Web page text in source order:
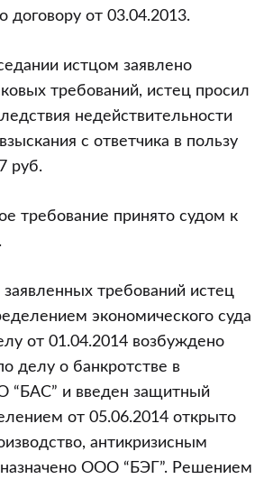
договору от 03.04.2013.
истцом заявлено
требований, истец просил
недействительности
с ответчика в пользу
руб.
требование принято судом к
требований истец
экономического суда
от 01.04.2014 возбуждено
делу о банкротстве в
“БАС” и введен защитный
от 05.06.2014 открыто
антикризисным
ООО “БЭГ”. Решением